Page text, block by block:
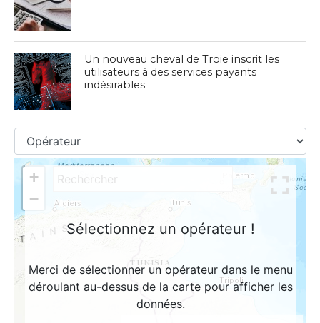
Un nouveau cheval de Troie inscrit les
utilisateurs à des services payants
indésirables